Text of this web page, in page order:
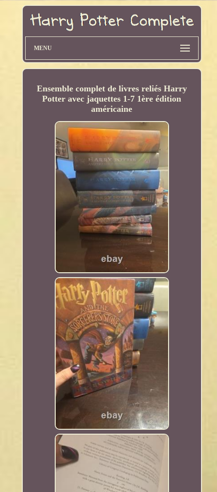
MENU
Ensemble complet de livres reliés Harry
Potter avec jaquettes 1-7 1ère édition
américaine